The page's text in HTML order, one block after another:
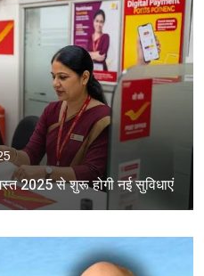
2025 से शुरू होगी नई सुविधाएं